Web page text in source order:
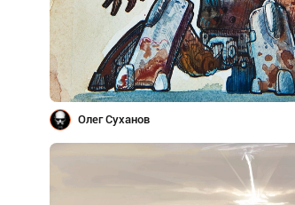
Олег Суханов